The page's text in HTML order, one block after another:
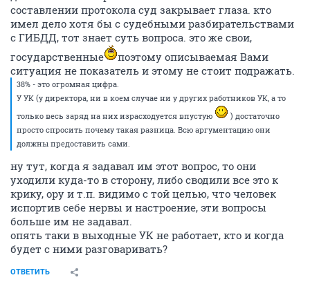
составлении протокола суд закрывает глаза. кто
имел дело хотя бы с судебными разбирательствами
с ГИБДД, тот знает суть вопроса. это же свои,
государственные
поэтому описываемая Вами
ситуация не показатель и этому не стоит подражать.
38% - это огромная цифра.
У УК (у директора, ни в коем случае ни у других работников УК, а то
только весь заряд на них израсходуется впустую
) достаточно
просто спросить почему такая разница. Всю аргументацию они
должны предоставить сами.
ну тут, когда я задавал им этот вопрос, то они
уходили куда-то в сторону, либо сводили все это к
крику, ору и т.п. видимо с той целью, что человек
испортив себе нервы и настроение, эти вопросы
больше им не задавал.
опять таки в выходные УК не работает, кто и когда
будет с ними разговаривать?
ОТВЕТИТЬ